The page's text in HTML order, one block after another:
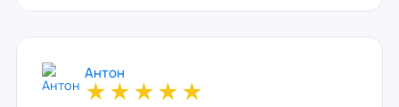
Антон
★★★★★